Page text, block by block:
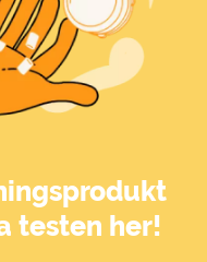
testen her!